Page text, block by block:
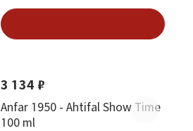
3 134 ₽
Anfar 1950 - Ahtifal Show Time
100 ml